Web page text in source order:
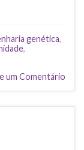
genética,
,
um Comentário